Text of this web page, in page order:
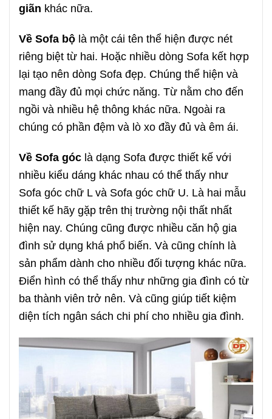
giãn khác nữa.
Về Sofa bộ là một cái tên thể hiện được nét
riêng biệt từ hai. Hoặc nhiều dòng Sofa kết hợp
lại tạo nên dòng Sofa đẹp. Chúng thể hiện và
mang đầy đủ mọi chức năng. Từ nằm cho đến
ngồi và nhiều hệ thông khác nữa. Ngoài ra
chúng có phần đệm và lò xo đầy đủ và êm ái.
Về Sofa góc là dạng Sofa được thiết kế với
nhiều kiểu dáng khác nhau có thể thấy như
Sofa góc chữ L và Sofa góc chữ U. Là hai mẫu
thiết kế hãy gặp trên thị trường nội thất nhất
hiện nay. Chúng cũng được nhiều căn hộ gia
đình sử dụng khá phổ biến. Và cũng chính là
sản phẩm dành cho nhiều đối tượng khác nữa.
Điển hình có thể thấy như những gia đình có từ
ba thành viên trở nên. Và cũng giúp tiết kiệm
diện tích ngân sách chi phí cho nhiều gia đình.